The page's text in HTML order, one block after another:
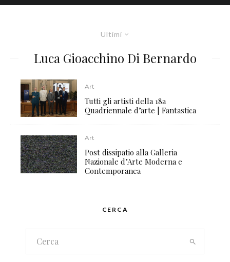
Ultimi
Luca Gioacchino Di Bernardo
Art
Tutti gli artisti della 18a
Quadriennale d’arte | Fantastica
Art
Post dissipatio alla Galleria
Nazionale d’Arte Moderna e
Contemporanea
CERCA